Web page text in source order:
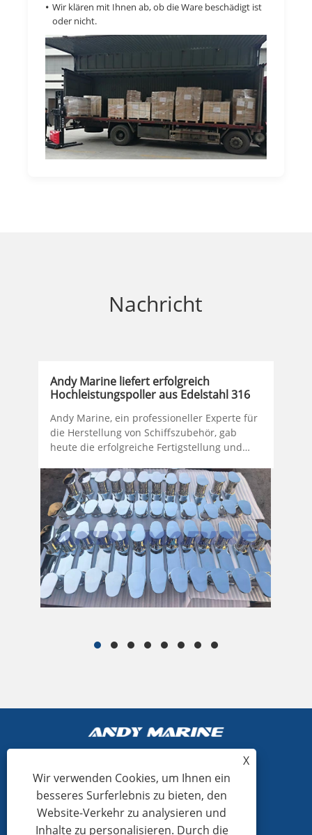
Wir klären mit Ihnen ab, ob die Ware beschädigt ist
oder nicht.
Nachricht
Andy Marine liefert erfolgreich
Hochleistungspoller aus Edelstahl 316
Andy Marine, ein professioneller Experte für
die Herstellung von Schiffszubehör, gab
heute die erfolgreiche Fertigstellung und
maßgeschneiderter Poller für seinen Kunden
bekannt. Dieser Auftrag wurde völlig
unabhängig unter Verwendung von
Edelstahl 316 mit hervorragender
Korrosionsbeständigkeit und unter strikter
Einhaltung der OEM-Spezifikationen des
Kunden ausgeführt. Dies stellt einen neuen
Meilenstein in den Fertigungskapazitäten
von Andy Marine im Bereich hochwertiger
kundenspezifischer Schiffskomponenten dar.
+86-15865772126
andy@hardwaremarine.com
X
Wir verwenden Cookies, um Ihnen ein
besseres Surferlebnis zu bieten, den
Website-Verkehr zu analysieren und
Inhalte zu personalisieren. Durch die